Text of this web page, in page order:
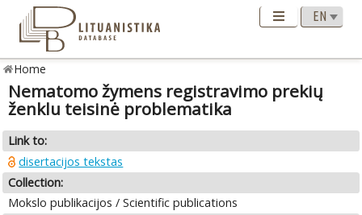
Home
Nematomo žymens registravimo prekių
ženklu teisinė problematika
Link to:
disertacijos tekstas
Collection:
Mokslo publikacijos / Scientific publications